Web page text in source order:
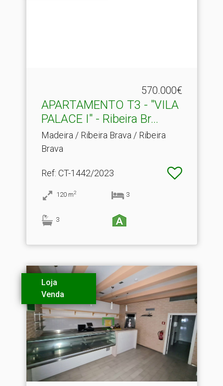
570.000€
APARTAMENTO T3 - "VILA
PALACE I" - Ribeira Br.​..
Madeira / Ribeira Brava / Ribeira
Brava
Ref: CT-1442/2023
120 m2 3
3
Loja
Venda